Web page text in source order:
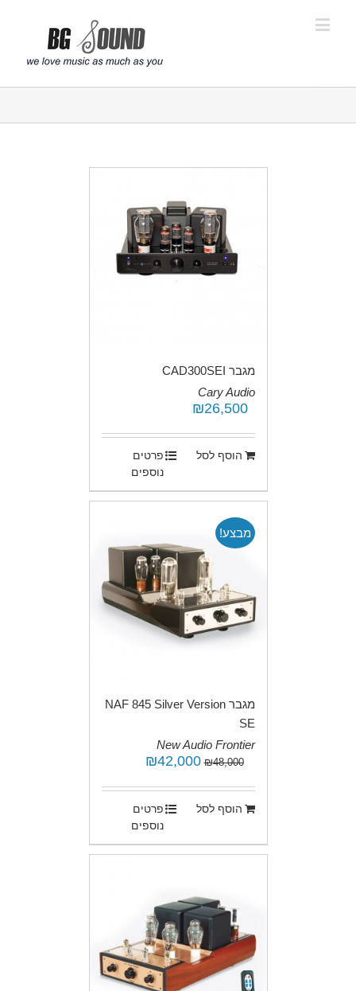
מגבר CAD300SEI
Cary Audio
₪26,500
הוסף לסל
פרטים
נוספים
מבצע!
מגבר NAF 845 Silver Version
SE
New Audio Frontier
₪48,000
המחיר
היה:
₪48,000.
₪42,000
הוא:
₪42,000.
הוסף לסל
פרטים
נוספים